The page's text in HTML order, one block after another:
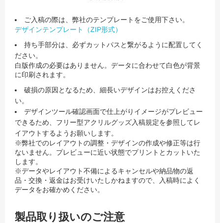
ご入稿の際は、弊社のテンプレートをご使用下さい。
デザインテンプレート（ZIP形式）
持ち手部分は、必ずカットパスと繋がるように配置してく
ださい。
白版作成の必要はありません。データに合わせて白色が背景
に印刷されます。
破損の原因となるため、細長いデザインはお控えくださ
い。
デザインツール確認画面で仕上がりイメージがプレビュー
できるため、フリー型アクリルグッズ入稿規定を参照してレ
イアウトするようお願いします。
※弊社でのレイアウトの調整・デザインの作成や修正等は行
ないません。プレビューに近い状態でプリントとカットいた
します。
※データやレイアウト不備によるキャンセルや納品物の返
品・交換・返金はお受けいたしかねますので、入稿時によく
データをお確かめください。
製品取り扱いのご注意